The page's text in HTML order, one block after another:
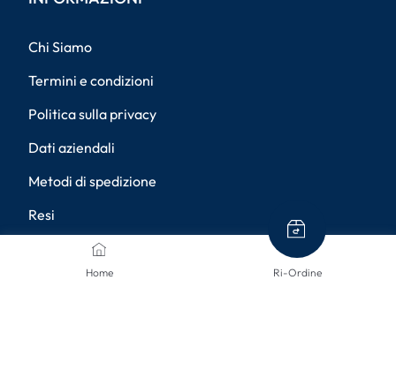
Home Ri-Ordine
Chi Siamo
Termini e condizioni
Politica sulla privacy
Dati aziendali
Metodi di spedizione
Resi
Diritto di recesso
Accessibilità